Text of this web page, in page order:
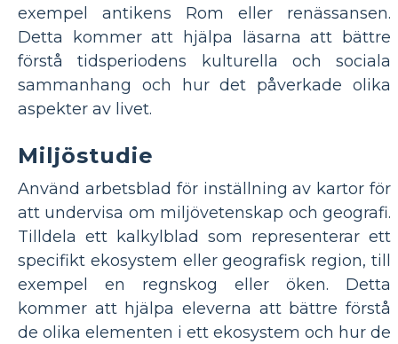
exempel antikens Rom eller renässansen.
Detta kommer att hjälpa läsarna att bättre
förstå tidsperiodens kulturella och sociala
sammanhang och hur det påverkade olika
aspekter av livet.
Miljöstudie
Använd arbetsblad för inställning av kartor för
att undervisa om miljövetenskap och geografi.
Tilldela ett kalkylblad som representerar ett
specifikt ekosystem eller geografisk region, till
exempel en regnskog eller öken. Detta
kommer att hjälpa eleverna att bättre förstå
de olika elementen i ett ekosystem och hur de